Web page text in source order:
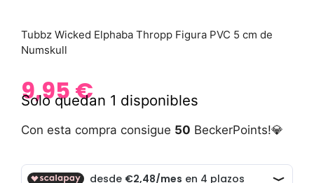
Tubbz Wicked Elphaba Thropp Figura PVC 5 cm de
Numskull
9,95€
Solo quedan 1 disponibles
Con esta compra consigue 50 BeckerPoints!💎